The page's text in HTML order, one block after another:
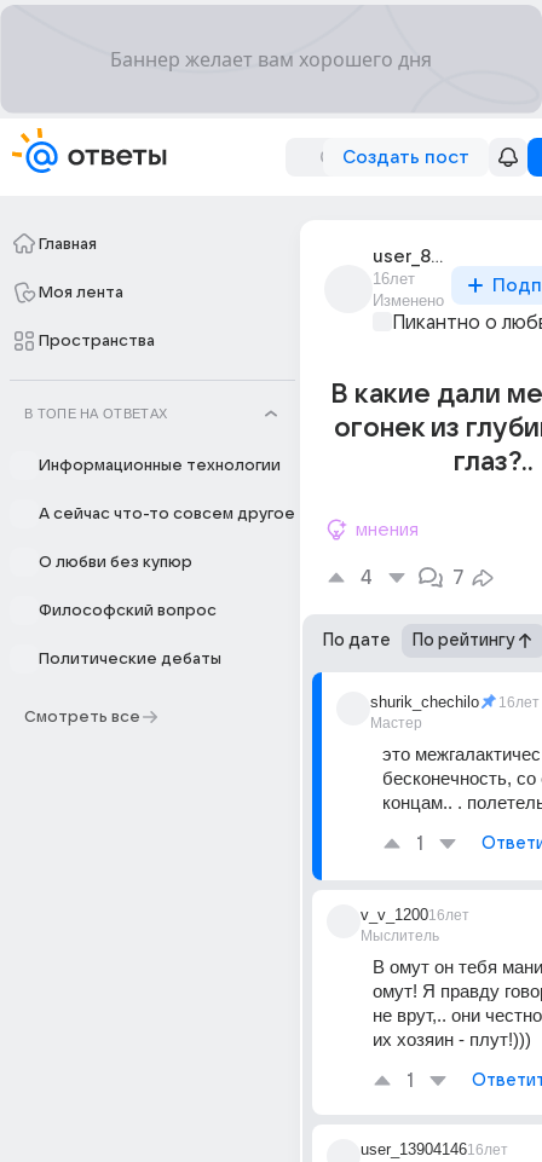
Создать пост
Главная
Моя лента
Пространства
В ТОПЕ НА ОТВЕТАХ
Информационные технологии
А сейчас что-то совсем другое
О любви без купюр
Философский вопрос
Политические дебаты
Смотреть все
user_8407006
16лет
Изменено
Пикантно о
В какие дали
огонек из
глаз?..
мнения
4 7
По дате По рейтингу
shurik_chechilo
Мастер
16лет
это
бесконечность,
концам.. .
1
v_v_1200
Мыслитель
16лет
В омут он тебя
омут! Я правду
не врут,.. они
их хозяин - плут!)))
1
user_1390414616лет